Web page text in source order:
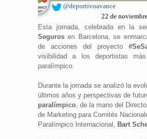
@deportivoavance
22 de
Esta jornada, celebrada en la
Seguros en Barcelona, se
de acciones del proyecto
visibilidad a los deportistas
paralímpico.
Durante la jornada se analizó la
últimos años y perspectivas de
paralímpico , de la mano del
de Marketing para Comités
Paralímpico Internacional,
Bart